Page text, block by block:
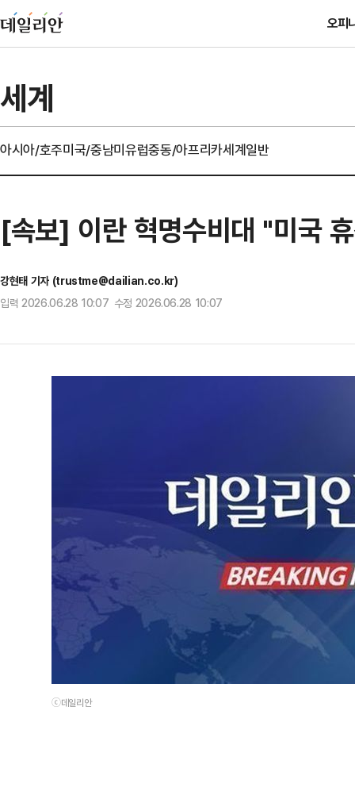
오피
세계
아시아/호주미국/중남미유럽중동/아프리카세계일반
[속보] 이란 혁명수비대 "미국
강현태 기자 (trustme@dailian.co.kr)
입력 2026.06.28 10:07 수정 2026.06.28 10:07
ⓒ데일리안